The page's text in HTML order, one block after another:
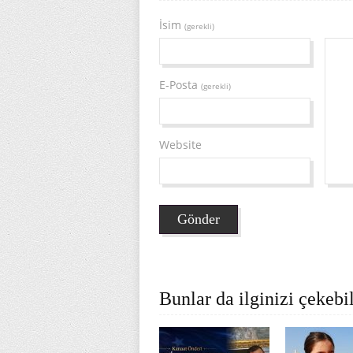
İsim (gerekli)
E-Posta (gerekli)
Website
Bunlar da ilginizi